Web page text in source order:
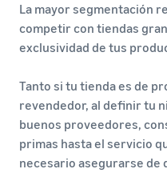
La mayor segmentación
competir con tiendas
exclusividad de tus
Tanto si tu tienda es de
revendedor, al definir tu
buenos proveedores,
primas hasta el servicio
necesario asegurarse de